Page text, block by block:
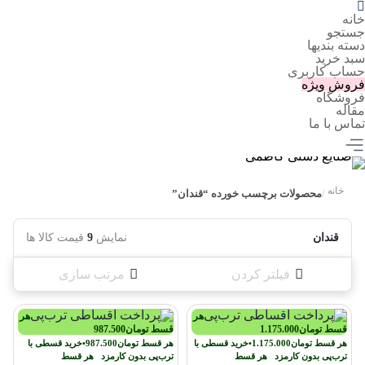
خانه
جستجو
دسته بندیها
سبد خرید
حساب کاربری
فروش ویژه
فروشگاه
مقاله
تماس با ما
خانه /محصولات برچسب خورده “قندان”
قندان نمایش 9 قیمت کالا ها
فیلتر کردن مرتب سازی
هر
قسطتومان1.175.000
هر قسطتومان1.175.000
•خرید قسطی با
ترب‌پی بدون کارمزد هر قسط
هر
قسطتومان987.500
هر قسطتومان987.500
•خرید قسطی با
ترب‌پی بدون کارمزد هر قسط